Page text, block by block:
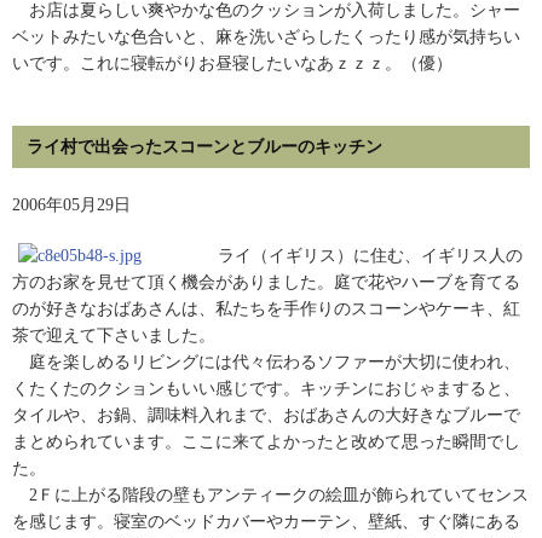
お店は夏らしい爽やかな色のクッションが入荷しました。シャー
ベットみたいな色合いと、麻を洗いざらしたくったり感が気持ちい
いです。これに寝転がりお昼寝したいなあｚｚｚ。（優）
ライ村で出会ったスコーンとブルーのキッチン
2006年05月29日
ライ（イギリス）に住む、イギリス人の
方のお家を見せて頂く機会がありました。庭で花やハーブを育てる
のが好きなおばあさんは、私たちを手作りのスコーンやケーキ、紅
茶で迎えて下さいました。
庭を楽しめるリビングには代々伝わるソファーが大切に使われ、
くたくたのクションもいい感じです。キッチンにおじゃますると、
タイルや、お鍋、調味料入れまで、おばあさんの大好きなブルーで
まとめられています。ここに来てよかったと改めて思った瞬間でし
た。
2Ｆに上がる階段の壁もアンティークの絵皿が飾られていてセンス
を感じます。寝室のベッドカバーやカーテン、壁紙、すぐ隣にある